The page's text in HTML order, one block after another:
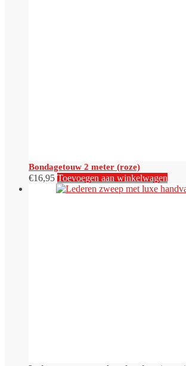
Bondagetouw 2 meter (roze)
€16,95 Toevoegen aan winkelwagen